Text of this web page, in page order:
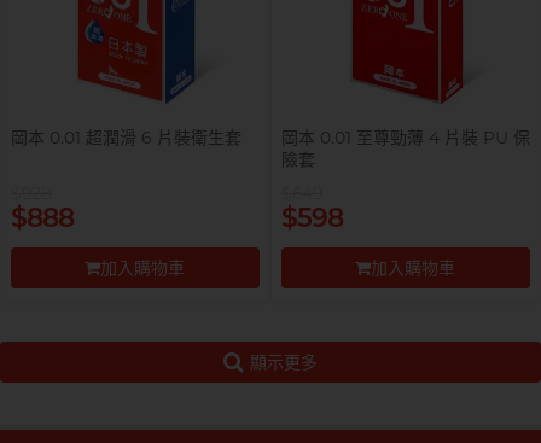
岡本 0.01 超潤滑 6 片裝衛生套
$888
加入購物車
岡本 0.01 至尊勁薄 4 片裝 PU 保
險套
$598
加入購物車
顯示更多